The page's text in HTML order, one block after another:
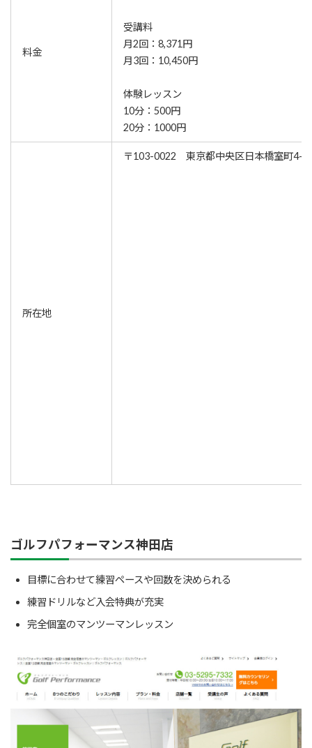
料金
受講料
月2回：8,371円
月3回：10,450円
体験レッスン
10分：500円
20分：1000円
所在地
〒103-0022 東京都中央区日本橋室町4-
ゴルフパフォーマンス神田店
目標に合わせて練習ペースや回数を決められる
練習ドリルなど入会特典が充実
完全個室のマンツーマンレッスン